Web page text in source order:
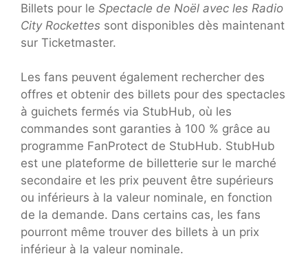
Billets pour le Spectacle de Noël avec les Radio
City Rockettes sont disponibles dès maintenant
sur Ticketmaster.
Les fans peuvent également rechercher des
offres et obtenir des billets pour des spectacles
à guichets fermés via StubHub, où les
commandes sont garanties à 100 % grâce au
programme FanProtect de StubHub. StubHub
est une plateforme de billetterie sur le marché
secondaire et les prix peuvent être supérieurs
ou inférieurs à la valeur nominale, en fonction
de la demande. Dans certains cas, les fans
pourront même trouver des billets à un prix
inférieur à la valeur nominale.